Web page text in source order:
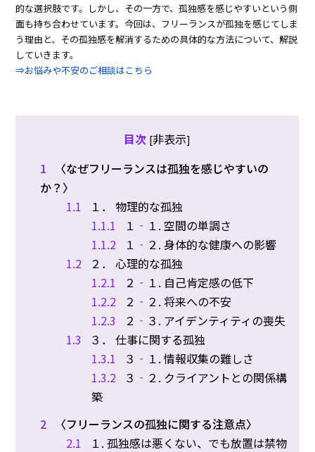
的な選択肢です。しかし、その一方で、孤独感を感じやすいという側
面も持ち合わせています。今回は、フリーランスが孤独を感じてしま
う理由と、その孤独感を解消するための具体的な方法について、解説
していきます。
⇒お悩みや不安のご相談はこちら
目次 [非表示]
1
〈なぜフリーランスは孤独を感じやすいの
か？〉
1.1
１． 物理的な孤独
1.1.1
１‐１. 空間の単調さ
1.1.2
１‐２. 身体的な健康への影響
1.2
２． 心理的な孤独
1.2.1
２‐１. 自己肯定感の低下
1.2.2
２‐２. 将来への不安
1.2.3
２‐３. アイデンティティの喪失
1.3
３． 仕事に関する孤独
1.3.1
３‐１. 情報収集の難しさ
1.3.2
３‐２. クライアントとの関係構
築
2
〈フリーランスの孤独に関する注意点〉
2.1
１. 孤独感は悪くない、でも放置は禁物